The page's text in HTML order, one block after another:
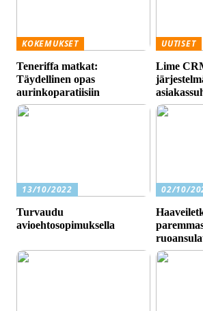
KOKEMUKSET
Teneriffa matkat:
Täydellinen opas
aurinkoparatiisiin
UUTISET
Lime
13/10/2022
Turvaudu
avioehtosopimuksella
02/10/